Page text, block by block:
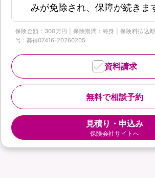
みが免除され、保障が続きま
保険金額：300万円 | 保険期間：終身 | 保険料払込
号：募補07416-20260205
無料で相談予約
資料請求
見積り・申込み
保険会社サイトへ